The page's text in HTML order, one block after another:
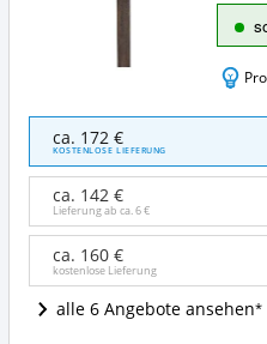
65033
FUEra
1
Futterstation
und
Vogeltränke
Angebote:
ca. 172 €
KOSTENLOSE LIEFERUNG
ca. 142 €
Lieferung ab ca.6 €
ca. 160 €
kostenlose Lieferung
alle 6 Angebote ansehen